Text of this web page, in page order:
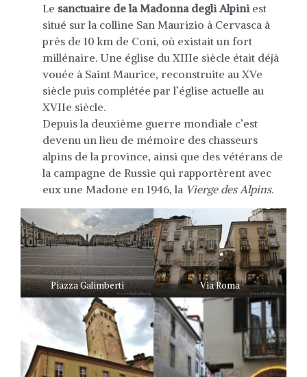
Le sanctuaire de la Madonna degli Alpiniest
situé sur la colline San Maurizio à Cervasca à
près de 10 km de Coni, où existait un fort
millénaire. Une église du XIIIe siècle était déjà
vouée à Saint Maurice, reconstruite au XVe
siècle puis complétée par l’église actuelle au
XVIIe siècle.
Depuis la deuxième guerre mondiale c’est
devenu un lieu de mémoire des chasseurs
alpins de la province, ainsi que des vétérans de
la campagne de Russie qui rapportèrent avec
eux une Madone en 1946, la Vierge des Alpins.
Piazza Galimberti Via Roma